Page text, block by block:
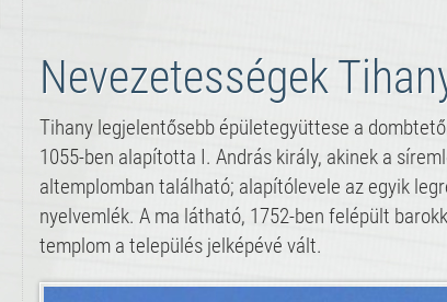
Nevezetességek
Tihany legjelentősebb épületegyüttese a
1055-ben alapította I. András király, akinek a
altemplomban található; alapítólevele az egyik
nyelvemlék. A ma látható, 1752-ben felépült
templom a település jelképévé vált.